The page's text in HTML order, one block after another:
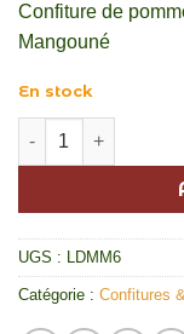
Confiture de
Mangouné
En stock
quantité de
UGS : LDMM6
Catégorie : Confitures